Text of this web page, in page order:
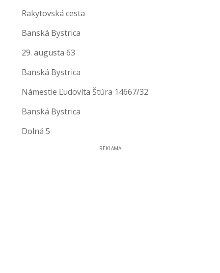
Rakytovská cesta
Banská Bystrica
29. augusta 63
Banská Bystrica
Námestie Ľudovíta Štúra 14667/32
Banská Bystrica
Dolná 5
REKLAMA